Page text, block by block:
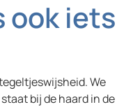
ook iets
We
bij de haard in de